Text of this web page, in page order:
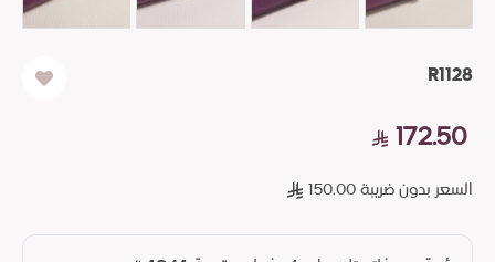
R1128
172.50
السعر بدون ضريبة 150.00